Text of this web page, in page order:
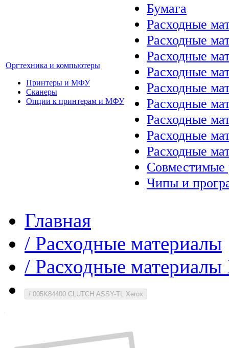
Оргтехника и компьютеры
Принтеры и МФУ
Сканеры
Опции к принтерам и МФУ
Бумага
Расходные
Расходные
Расходные
Расходные
Расходные
Расходные
Расходные
Расходные
Расходные
Совместимые
Чипы и
Главная
/ Расходные материалы
/ Расходные
/ 005K84400 CLUTCH ASSY-TL Xerox